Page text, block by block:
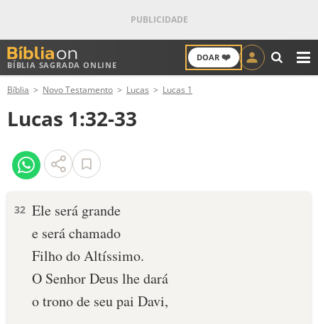
BÍBLIA SAGRADA ONLINE
DOAR ❤️
ANTIGO TESTAMENTO
NOVO TESTAMENTO
VERSÍCULOS
PALAVRA DO DIA
SALMO DO DIA
DEVOCIONAL DIÁRIO
Bíblia Novo Testamento Lucas Lucas 1
Lucas 1:32-33
32 Ele será grande
e será chamado
Filho do Altíssimo.
O Senhor Deus lhe dará
o trono de seu pai Davi,